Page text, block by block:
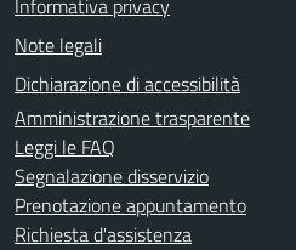
Note legali
Dichiarazione di accessibilità
Amministrazione trasparente
Leggi le FAQ
Segnalazione disservizio
Prenotazione appuntamento
Richiesta d'assistenza